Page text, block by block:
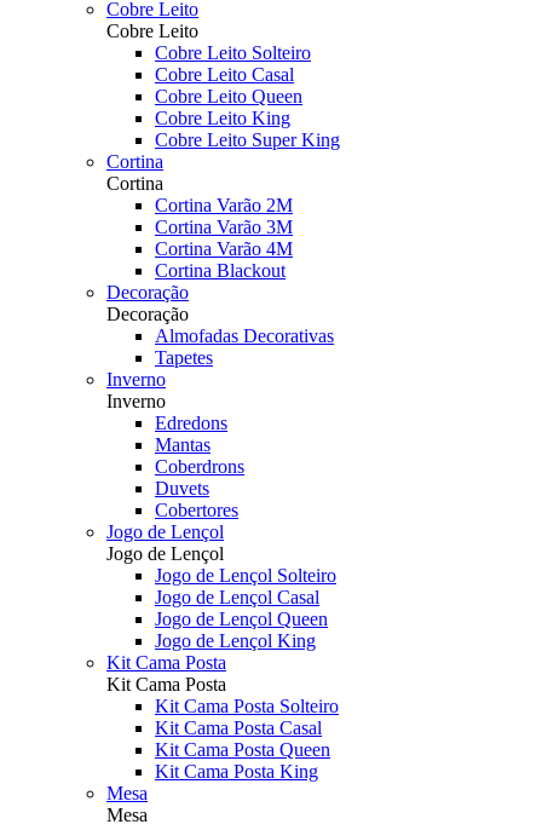
Cobre Leito
Cobre Leito
Cobre Leito Solteiro
Cobre Leito Casal
Cobre Leito Queen
Cobre Leito King
Cobre Leito Super King
Cortina
Cortina
Cortina Varão 2M
Cortina Varão 3M
Cortina Varão 4M
Cortina Blackout
Decoração
Decoração
Almofadas Decorativas
Tapetes
Inverno
Inverno
Edredons
Mantas
Coberdrons
Duvets
Cobertores
Jogo de Lençol
Jogo de Lençol
Jogo de Lençol Solteiro
Jogo de Lençol Casal
Jogo de Lençol Queen
Jogo de Lençol King
Kit Cama Posta
Kit Cama Posta
Kit Cama Posta Solteiro
Kit Cama Posta Casal
Kit Cama Posta Queen
Kit Cama Posta King
Mesa
Mesa